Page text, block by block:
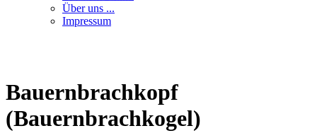
Über uns ...
Impressum
Bauernbrachkopf
(Bauernbrachkogel)